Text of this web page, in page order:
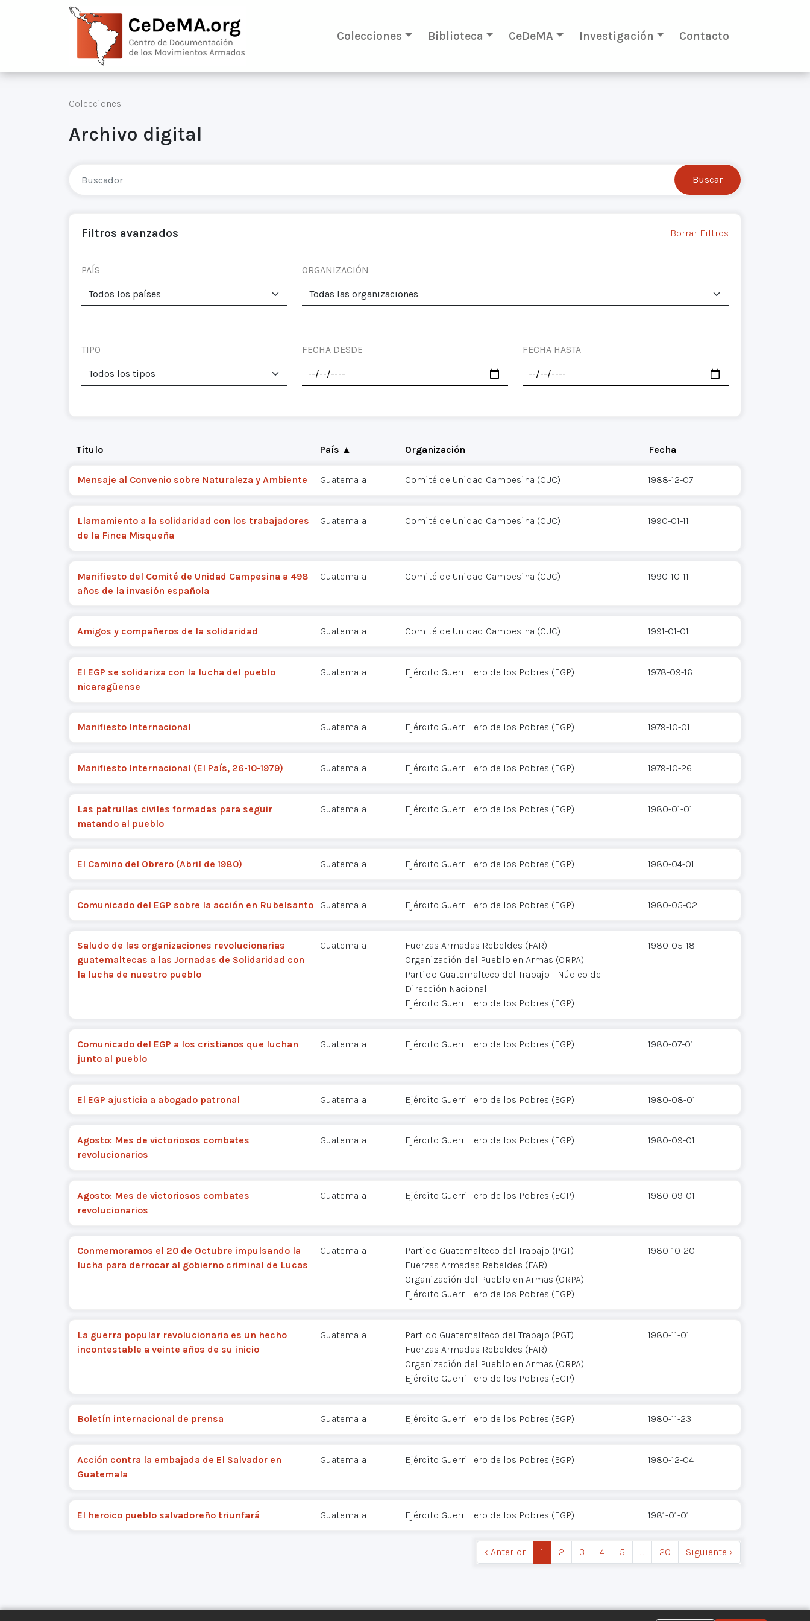
Colecciones Biblioteca CeDeMA Investigación Contacto
Colecciones
Archivo digital
Filtros avanzados Borrar Filtros
PAÍS ORGANIZACIÓN
TIPO FECHA DESDE FECHA HASTA
Título País ▲ Organización Fecha
Mensaje al Convenio sobre Naturaleza y Ambiente Guatemala Comité de Unidad Campesina (CUC) 1988-12-07
Llamamiento a la solidaridad con los trabajadores
de la Finca Misqueña
Guatemala Comité de Unidad Campesina (CUC) 1990-01-11
Manifiesto del Comité de Unidad Campesina a 498
años de la invasión española
Guatemala Comité de Unidad Campesina (CUC) 1990-10-11
Amigos y compañeros de la solidaridad Guatemala Comité de Unidad Campesina (CUC) 1991-01-01
El EGP se solidariza con la lucha del pueblo
nicaragüense
Guatemala Ejército Guerrillero de los Pobres (EGP) 1978-09-16
Manifiesto Internacional Guatemala Ejército Guerrillero de los Pobres (EGP) 1979-10-01
Manifiesto Internacional (El País, 26-10-1979) Guatemala Ejército Guerrillero de los Pobres (EGP) 1979-10-26
Las patrullas civiles formadas para seguir
matando al pueblo
Guatemala Ejército Guerrillero de los Pobres (EGP) 1980-01-01
El Camino del Obrero (Abril de 1980) Guatemala Ejército Guerrillero de los Pobres (EGP) 1980-04-01
Comunicado del EGP sobre la acción en Rubelsanto Guatemala Ejército Guerrillero de los Pobres (EGP) 1980-05-02
Saludo de las organizaciones revolucionarias
guatemaltecas a las Jornadas de Solidaridad con
la lucha de nuestro pueblo
Guatemala
Fuerzas Armadas Rebeldes (FAR)
Organización del Pueblo en Armas (ORPA)
Partido Guatemalteco del Trabajo - Núcleo de
Dirección Nacional
Ejército Guerrillero de los Pobres (EGP)
1980-05-18
Comunicado del EGP a los cristianos que luchan
junto al pueblo
Guatemala Ejército Guerrillero de los Pobres (EGP) 1980-07-01
El EGP ajusticia a abogado patronal Guatemala Ejército Guerrillero de los Pobres (EGP) 1980-08-01
Agosto: Mes de victoriosos combates
revolucionarios
Guatemala Ejército Guerrillero de los Pobres (EGP) 1980-09-01
Agosto: Mes de victoriosos combates
revolucionarios
Guatemala Ejército Guerrillero de los Pobres (EGP) 1980-09-01
Conmemoramos el 20 de Octubre impulsando la
lucha para derrocar al gobierno criminal de Lucas
Guatemala
Partido Guatemalteco del Trabajo (PGT)
Fuerzas Armadas Rebeldes (FAR)
Organización del Pueblo en Armas (ORPA)
Ejército Guerrillero de los Pobres (EGP)
1980-10-20
La guerra popular revolucionaria es un hecho
incontestable a veinte años de su inicio
Guatemala
Partido Guatemalteco del Trabajo (PGT)
Fuerzas Armadas Rebeldes (FAR)
Organización del Pueblo en Armas (ORPA)
Ejército Guerrillero de los Pobres (EGP)
1980-11-01
Boletín internacional de prensa Guatemala Ejército Guerrillero de los Pobres (EGP) 1980-11-23
Acción contra la embajada de El Salvador en
Guatemala
Guatemala Ejército Guerrillero de los Pobres (EGP) 1980-12-04
El heroico pueblo salvadoreño triunfará Guatemala Ejército Guerrillero de los Pobres (EGP) 1981-01-01
‹ Anterior 1 2 3 4 5 … 20 Siguiente ›